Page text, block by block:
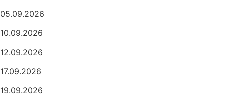
05.09.2026
10.09.2026
12.09.2026
17.09.2026
19.09.2026